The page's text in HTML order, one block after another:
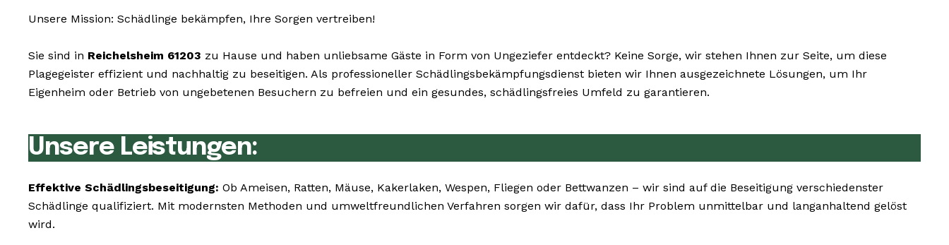
Unsere Mission: Schädlinge bekämpfen, Ihre Sorgen vertreiben!
Sie sind in Reichelsheim 61203 zu Hause und haben unliebsame Gäste in Form von Ungeziefer entdeckt? Keine Sorge, wir stehen Ihnen zur Seite, um diese
Plagegeister effizient und nachhaltig zu beseitigen. Als professioneller Schädlingsbekämpfungsdienst bieten wir Ihnen ausgezeichnete Lösungen, um Ihr
Eigenheim oder Betrieb von ungebetenen Besuchern zu befreien und ein gesundes, schädlingsfreies Umfeld zu garantieren.
Unsere Leistungen:
Effektive Schädlingsbeseitigung: Ob Ameisen, Ratten, Mäuse, Kakerlaken, Wespen, Fliegen oder Bettwanzen – wir sind auf die Beseitigung verschiedenster
Schädlinge qualifiziert. Mit modernsten Methoden und umweltfreundlichen Verfahren sorgen wir dafür, dass Ihr Problem unmittelbar und langanhaltend gelöst
wird.